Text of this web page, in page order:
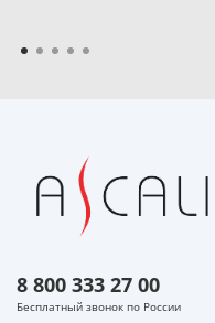
8 800 333 27 00
Бесплатный звонок по России